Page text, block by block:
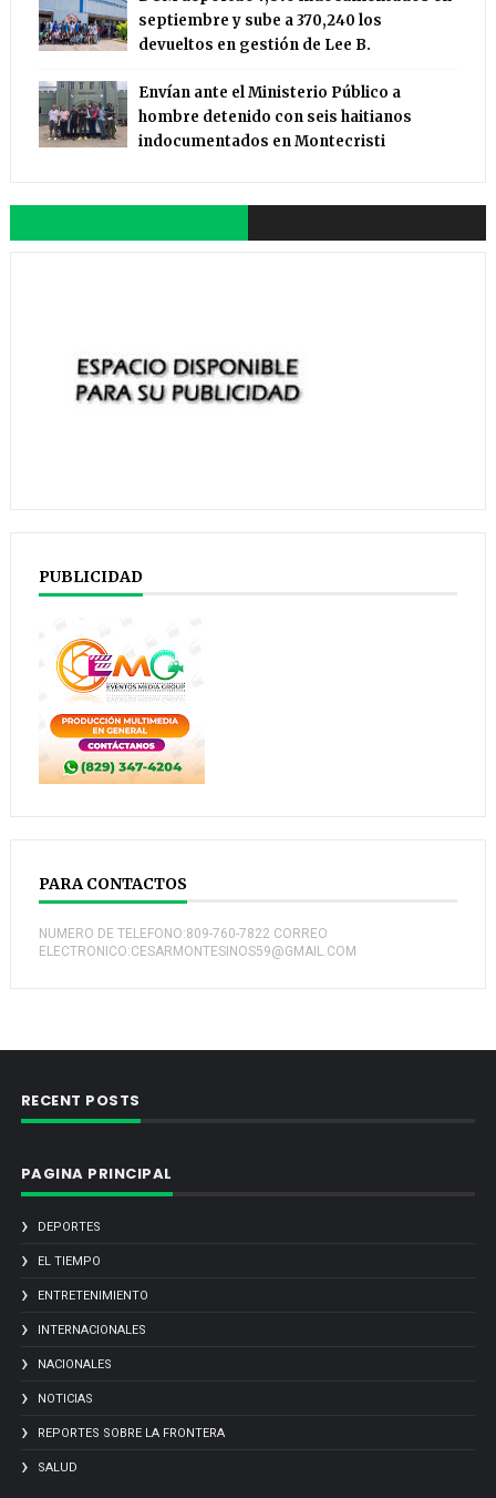
septiembre y sube a 370,240 los
devueltos en gestión de Lee B.
Envían ante el Ministerio Público a
hombre detenido con seis haitianos
indocumentados en Montecristi
PUBLICIDAD
PARA CONTACTOS
NUMERO DE TELEFONO:809-760-7822 CORREO
ELECTRONICO:CESARMONTESINOS59@GMAIL.COM
RECENT POSTS
PAGINA PRINCIPAL
DEPORTES
EL TIEMPO
ENTRETENIMIENTO
INTERNACIONALES
NACIONALES
NOTICIAS
REPORTES SOBRE LA FRONTERA
SALUD